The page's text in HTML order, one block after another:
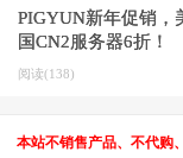
PIGYUN新年促销，
国CN2服务器6折！
阅读(138)
本站不销售产品、不代购